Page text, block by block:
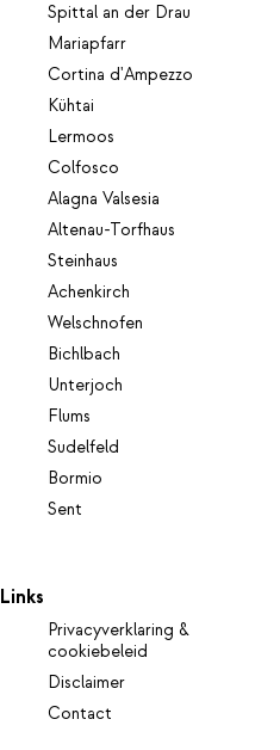
Spittal an der Drau
Mariapfarr
Cortina d'Ampezzo
Kühtai
Lermoos
Colfosco
Alagna Valsesia
Altenau-Torfhaus
Steinhaus
Achenkirch
Welschnofen
Bichlbach
Unterjoch
Flums
Sudelfeld
Bormio
Sent
Links
Privacyverklaring &
cookiebeleid
Disclaimer
Contact